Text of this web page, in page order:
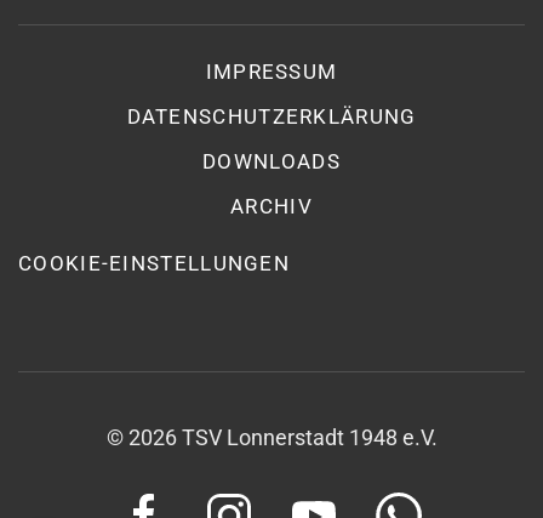
IMPRESSUM
DATENSCHUTZ­ERKLÄRUNG
DOWNLOADS
ARCHIV
COOKIE-EINSTELLUNGEN
© 2026TSV Lonnerstadt 1948 e.V.